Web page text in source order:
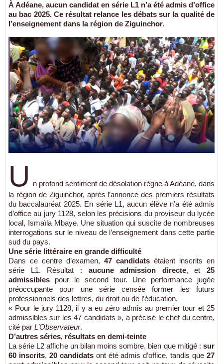
À Adéane, aucun candidat en série L1 n’a été admis d’office
au bac 2025. Ce résultat relance les débats sur la qualité de
l’enseignement dans la région de Ziguinchor.
U
n profond sentiment de désolation règne à Adéane, dans
la région de Ziguinchor, après l’annonce des premiers résultats
du baccalauréat 2025. En série L1, aucun élève n’a été admis
d’office au jury 1128, selon les précisions du proviseur du lycée
local, Ismaïla Mbaye. Une situation qui suscite de nombreuses
interrogations sur le niveau de l’enseignement dans cette partie
sud du pays.
Une série littéraire en grande difficulté
Dans ce centre d’examen, 47 candidats étaient inscrits en
série L1. Résultat : aucune admission directe, et 25
admissibles pour le second tour. Une performance jugée
préoccupante pour une série censée former les futurs
professionnels des lettres, du droit ou de l’éducation.
« Pour le jury 1128, il y a eu zéro admis au premier tour et 25
admissibles sur les 47 candidats », a précisé le chef du centre,
cité par L’Observateur.
D’autres séries, résultats en demi-teinte
La série L2 affiche un bilan moins sombre, bien que mitigé : sur
60 inscrits, 20 candidatsont été admis d’office, tandis que27